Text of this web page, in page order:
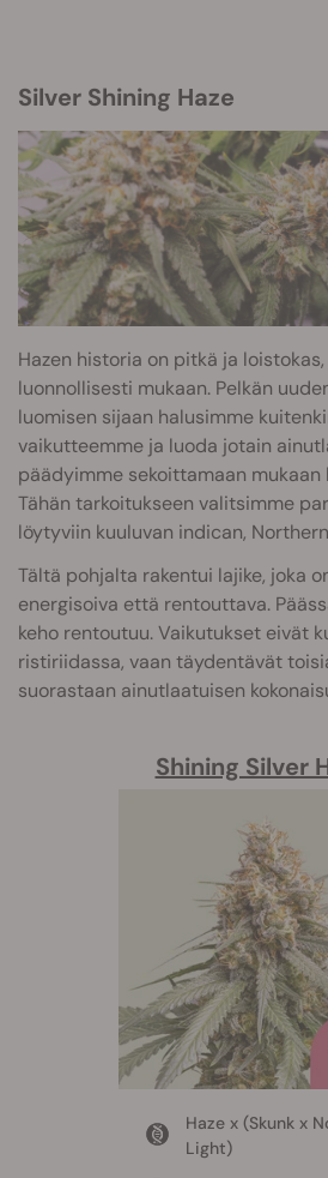
Silver Shining Haze
Hazen historia on pitkä ja
luonnollisesti mukaan. Pelkän
luomisen sijaan halusimme
vaikutteemme ja luoda jotain
päädyimme sekoittamaan mukaan
Tähän tarkoitukseen valitsimme
löytyviin kuuluvan indican,
Tältä pohjalta rakentui lajike, joka
energisoiva että rentouttava.
keho rentoutuu. Vaikutukset eivät
ristiriidassa, vaan täydentävät
suorastaan ainutlaatuisen
Shining Silver
Haze x (Skunk x
Light)